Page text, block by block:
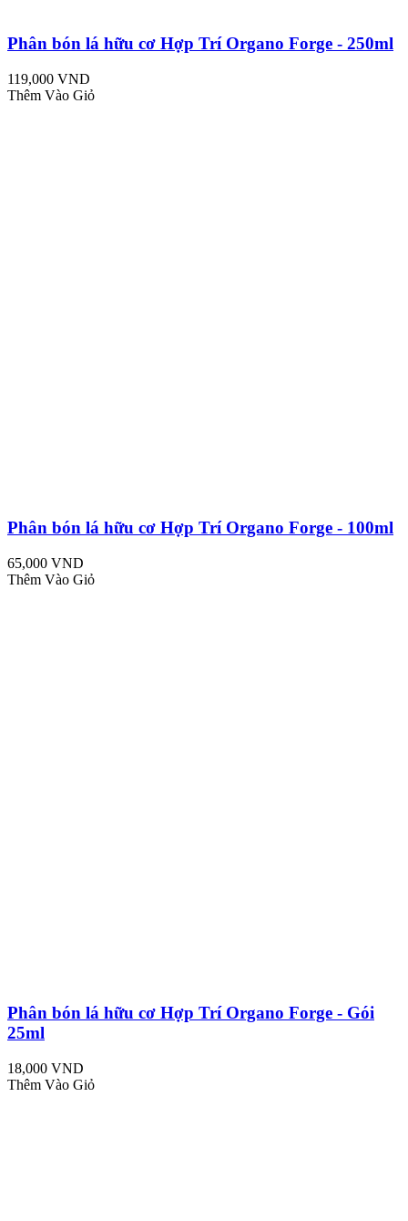
Phân bón lá hữu cơ Hợp Trí Organo Forge - 250ml
119,000 VND
Thêm Vào Giỏ
Phân bón lá hữu cơ Hợp Trí Organo Forge - 100ml
65,000 VND
Thêm Vào Giỏ
Phân bón lá hữu cơ Hợp Trí Organo Forge - Gói
25ml
18,000 VND
Thêm Vào Giỏ